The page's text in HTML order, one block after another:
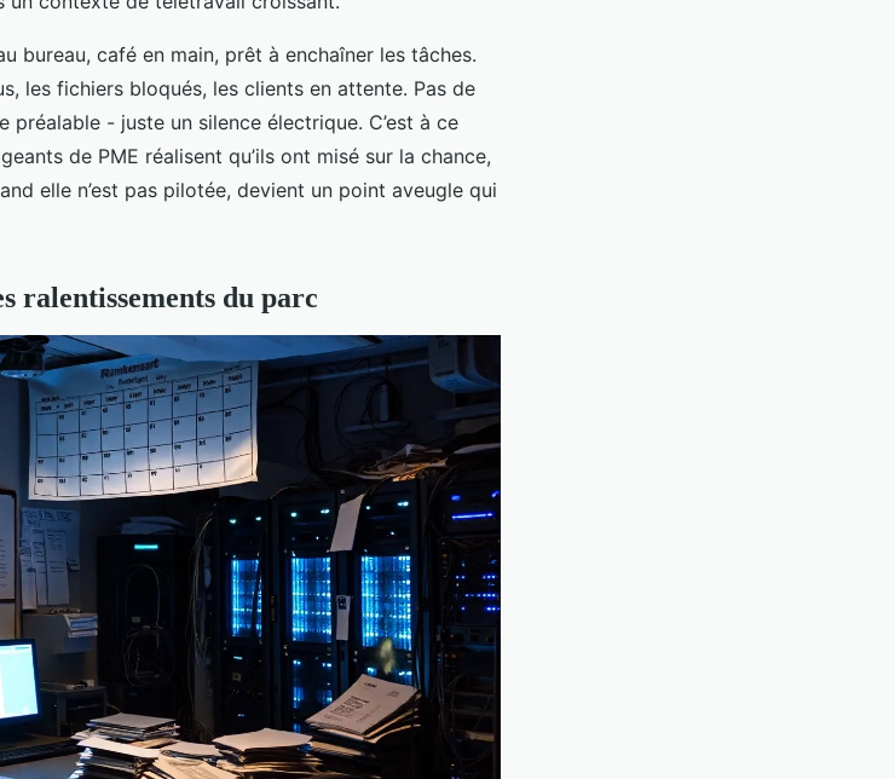
bureau, café en main, prêt à enchaîner les tâches.
les fichiers bloqués, les clients en attente. Pas de
préalable - juste un silence électrique. C’est à ce
de PME réalisent qu’ils ont misé sur la chance,
elle n’est pas pilotée, devient un point aveugle qui
ralentissements du parc